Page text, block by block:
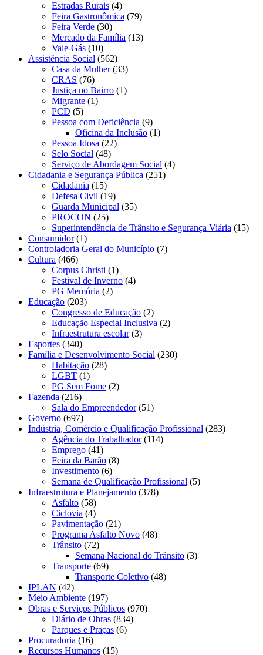
Estradas Rurais (4)
Feira Gastronômica (79)
Feira Verde (30)
Mercado da Família (13)
Vale-Gás (10)
Assistência Social (562)
Casa da Mulher(33)
CRAS (76)
Justiça no Bairro (1)
Migrante (1)
PCD (5)
Pessoa com Deficiência (9)
Oficina da Inclusão (1)
Pessoa Idosa (22)
Selo Social (48)
Serviço de Abordagem Social (4)
Cidadania e Segurança Pública (251)
Cidadania (15)
Defesa Civil (19)
Guarda Municipal (35)
PROCON (25)
Superintendência de Trânsito e Segurança Viária (15)
Consumidor(1)
Controladoria Geral do Município (7)
Cultura (466)
Corpus Christi (1)
Festival de Inverno (4)
PG Memória (2)
Educação (203)
Congresso de Educação (2)
Educação Especial Inclusiva (2)
Infraestrutura escolar(3)
Esportes (340)
Família e Desenvolvimento Social (230)
Habitação (28)
LGBT (1)
PG Sem Fome (2)
Fazenda (216)
Sala do Empreendedor(51)
Governo (697)
Indústria, Comércio e Qualificação Profissional (283)
Agência do Trabalhador(114)
Emprego (41)
Feira da Barão (8)
Investimento (6)
Semana de Qualificação Profissional (5)
Infraestrutura e Planejamento (378)
Asfalto (58)
Ciclovia (4)
Pavimentação (21)
Programa Asfalto Novo (48)
Trânsito (72)
Semana Nacional do Trânsito (3)
Transporte (69)
Transporte Coletivo (48)
IPLAN (42)
Meio Ambiente (197)
Obras e Serviços Públicos (970)
Diário de Obras (834)
Parques e Praças (6)
Procuradoria (16)
Recursos Humanos (15)